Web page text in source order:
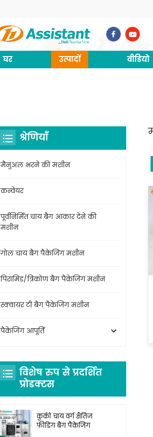
घर उत्पादों वीडियो
श्रेणियाँ
मैनुअल भरने की मशीन
कन्वेयर
पूर्वनिर्मित चाय बैग आकार देने की
मशीन
गोल चाय बैग पैकेजिंग मशीन
पिरामिड/त्रिकोण बैग पैकेजिंग मशीन
स्क्वायर टी बैग पैकेजिंग मशीन
पैकेजिंग आपूर्ति
विशेष रुप से प्रदर्शित
प्रोडक्टस
कुकी चाय वर्ग क्षैतिज
फीडिंग बैग पैकेजिंग